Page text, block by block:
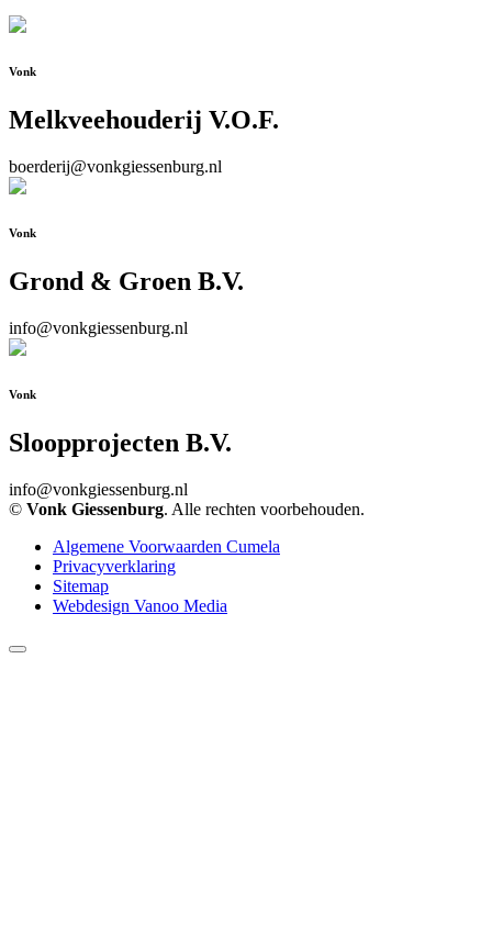
Vonk
Melkveehouderij V.O.F.
boerderij@vonkgiessenburg.nl
Vonk
Grond & Groen B.V.
info@vonkgiessenburg.nl
Vonk
Sloopprojecten B.V.
info@vonkgiessenburg.nl
© Vonk Giessenburg. Alle rechten voorbehouden.
Algemene Voorwaarden Cumela
Privacyverklaring
Sitemap
Webdesign Vanoo Media